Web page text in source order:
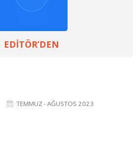
EDİTÖR’DEN
TEMMUZ - AĞUSTOS 2023